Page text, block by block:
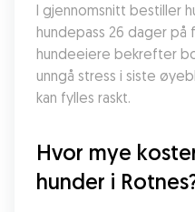
I gjennomsnitt bestiller
hundepass 26 dager på
hundeeiere bekrefter
unngå stress i siste
kan fylles raskt.
Hvor mye
hunder i